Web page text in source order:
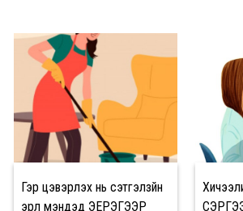
Гэр цэвэрлэх нь сэтгэлзүйн
эрүүл мэндэд ЭЕРЭГЭЭР